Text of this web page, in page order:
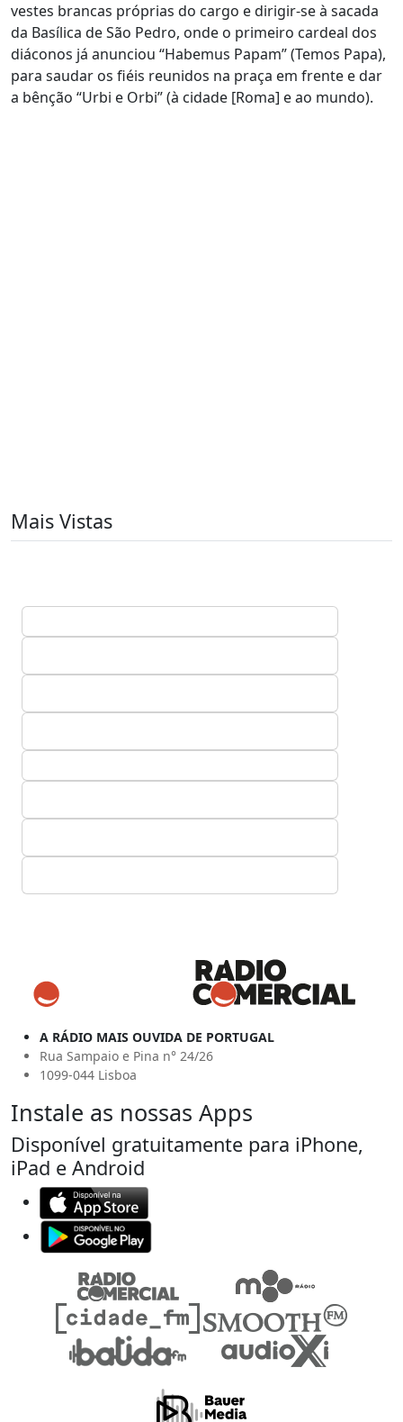
vestes brancas próprias do cargo e dirigir-se à sacada
da Basílica de São Pedro, onde o primeiro cardeal dos
diáconos já anunciou “Habemus Papam” (Temos Papa),
para saudar os fiéis reunidos na praça em frente e dar
a bênção “Urbi e Orbi” (à cidade [Roma] e ao mundo).
Mais Vistas
A RÁDIO MAIS OUVIDA DE PORTUGAL
Rua Sampaio e Pina n° 24/26
1099-044 Lisboa
Instale as nossas Apps
Disponível gratuitamente para iPhone,
iPad e Android